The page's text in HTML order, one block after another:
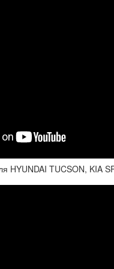
HYUNDAI TUCSON, KIA